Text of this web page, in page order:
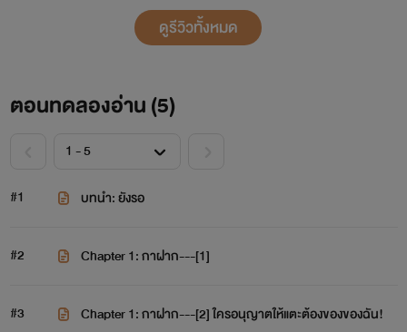
ดูรีวิวทั้งหมด
ตอนทดลองอ่าน (5)
#1 บทนำ: ยังรอ
#2 Chapter 1: กาฝาก---[1]
#3 Chapter 1: กาฝาก---[2] ใครอนุญาตให้แตะต้องของของฉัน!